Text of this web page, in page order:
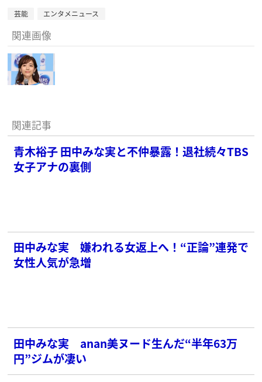
芸能 エンタメニュース
関連画像
関連記事
青木裕子 田中みな実と不仲暴露！退社続々TBS
女子アナの裏側
田中みな実 嫌われる女返上へ！“正論”連発で
女性人気が急増
田中みな実 anan美ヌード生んだ“半年63万
円”ジムが凄い